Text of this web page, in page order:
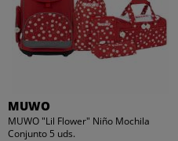
MUWO
MUWO "Lil Flower" Niño Mochila
Conjunto 5 uds.